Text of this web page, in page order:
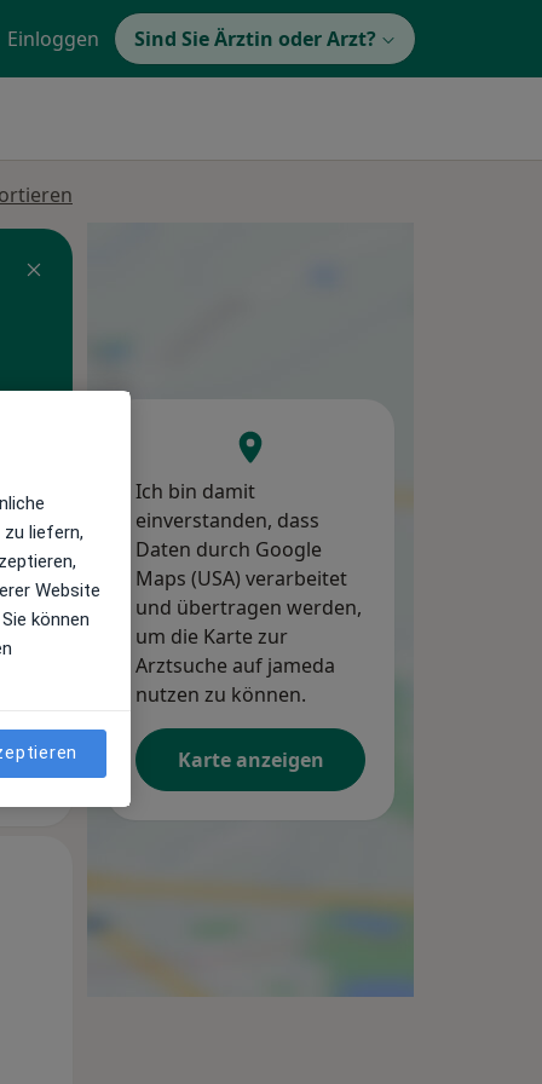
Einloggen Sind Sie Ärztin oder Arzt?
Mi,
12 Aug 13 Aug
Ich bin damit
einverstanden, dass
Daten durch Google
Maps (USA) verarbeitet
und übertragen werden,
um die Karte zur
Arztsuche auf jameda
nutzen zu können.
Karte anzeigen
liefern,
Website
können